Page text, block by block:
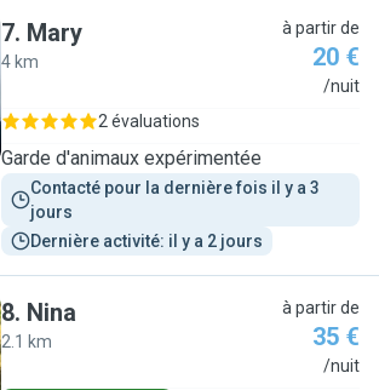
7. Mary
4 km
à partir de
20 €
/nuit
2 évaluations
Garde d'animaux expérimentée
Contacté pour la dernière fois il y a 3
jours
Dernière activité: il y a 2 jours
8. Nina
2.1 km
à partir de
35 €
/nuit